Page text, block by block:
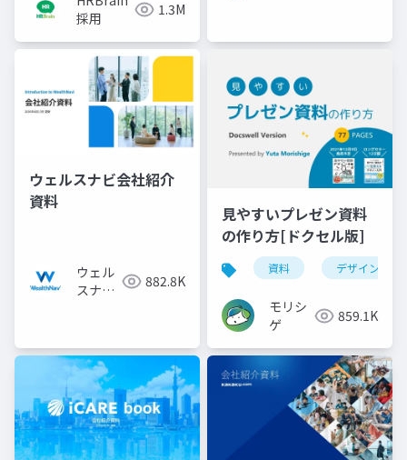
採用
1.3M
ウェルスナビ会社紹介
資料
ウェル
スナビ
882.8K
見やすいプレゼン資料
の作り方[ドクセル版]
資料 デザイン
モリシ
ゲ
859.1K